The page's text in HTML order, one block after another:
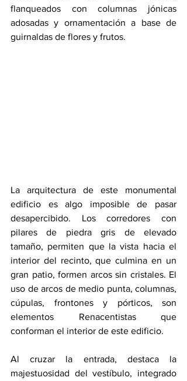
flanqueados con columnas jónicas
adosadas y ornamentación a base de
guirnaldas de flores y frutos.
La arquitectura de este monumental
edificio es algo imposible de pasar
desapercibido. Los corredores con
pilares de piedra gris de elevado
tamaño, permiten que la vista hacia el
interior del recinto, que culmina en un
gran patio, formen arcos sin cristales. El
uso de arcos de medio punta, columnas,
cúpulas, frontones y pórticos, son
elementos Renacentistas que
conforman el interior de este edificio.
Al cruzar la entrada, destaca la
majestuosidad del vestíbulo, integrado